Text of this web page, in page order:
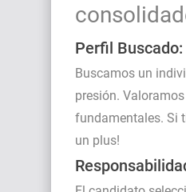
Perfil Buscado:
Buscamos un
presión.
fundamentales. Si
un plus!